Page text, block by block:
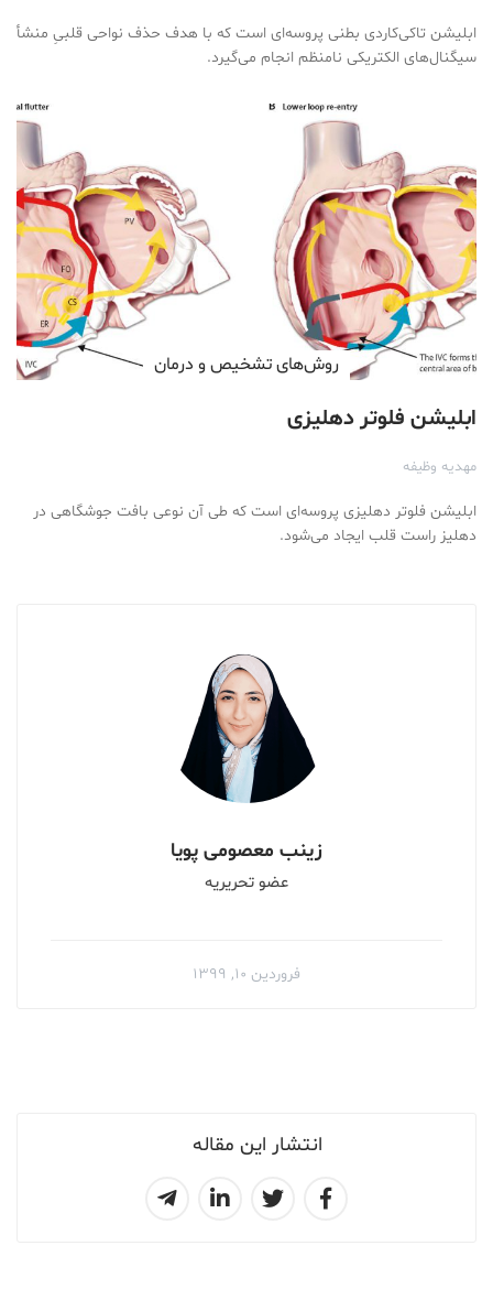
انتشار این مقاله
ابلیشن تاکی‌کاردی بطنی پروسه‌ای است که با هدف حذف نواحی قلبیِ منشأ
سیگنال‌های الکتریکی نامنظم انجام می‌گیرد.
روش‌های تشخیص و درمان
ابلیشن فلوتر دهلیزی
مهدیه وظیفه
ابلیشن فلوتر دهلیزی پروسه‌ای است که طی آن نوعی بافت جوشگاهی در
دهلیز راست قلب ایجاد می‌شود.
زینب معصومی پویا
عضو تحریریه
فروردین ۱۰, ۱۳۹۹